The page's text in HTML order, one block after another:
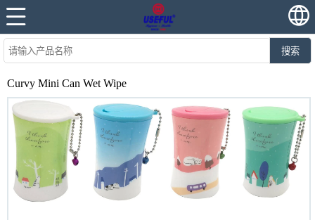
搜索
Curvy Mini Can Wet Wipe